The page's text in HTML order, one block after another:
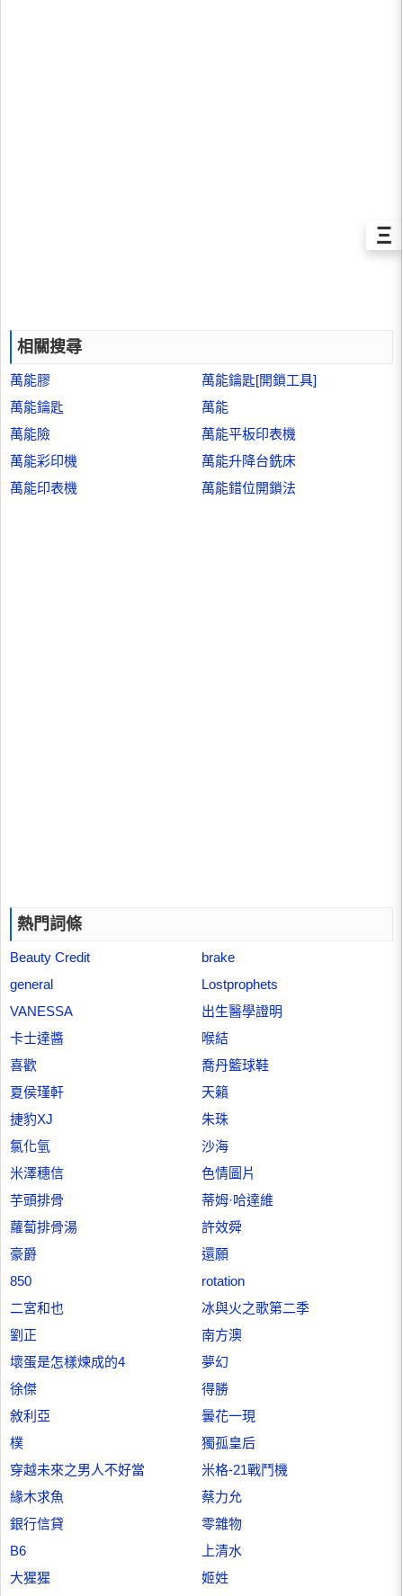
相關搜尋
萬能膠
萬能鑰匙[開鎖工具]
萬能鑰匙
萬能
萬能險
萬能平板印表機
萬能彩印機
萬能升降台銑床
萬能印表機
萬能錯位開鎖法
熱門詞條
Beauty Credit
brake
general
Lostprophets
VANESSA
出生醫學證明
卡士達醬
喉結
喜歡
喬丹籃球鞋
夏侯瑾軒
天籟
捷豹XJ
朱珠
氯化氫
沙海
米澤穗信
色情圖片
芋頭排骨
蒂姆·哈達維
蘿蔔排骨湯
許效舜
豪爵
還願
850
rotation
二宮和也
冰與火之歌第二季
劉正
南方澳
壞蛋是怎樣煉成的4
夢幻
徐傑
得勝
敘利亞
曇花一現
樸
獨孤皇后
穿越未來之男人不好當
米格-21戰鬥機
緣木求魚
蔡力允
銀行信貸
零雜物
B6
上清水
大猩猩
姬姓
Ξ